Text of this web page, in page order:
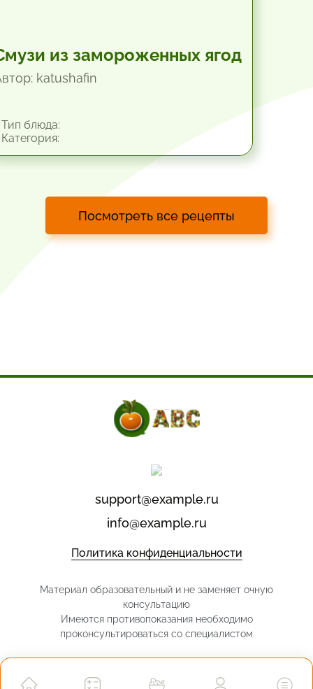
из замороженных ягод
katushafin
блюда:
Посмотреть все рецепты
support@example.ru
info@example.ru
Политика конфиденциальности
Материал образовательный и не заменяет очную
консультацию
Имеются противопоказания необходимо
проконсультироваться со специалистом